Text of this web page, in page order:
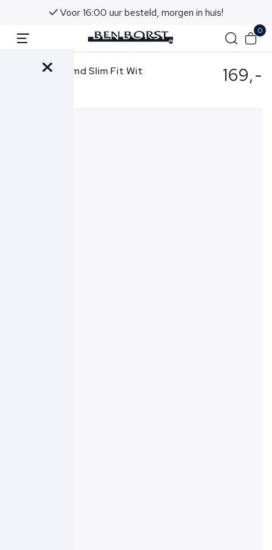
Advies in onze winkels in Noordwijk aan Zee
0
Eton Overhemd Slim Fit Wit 169,-